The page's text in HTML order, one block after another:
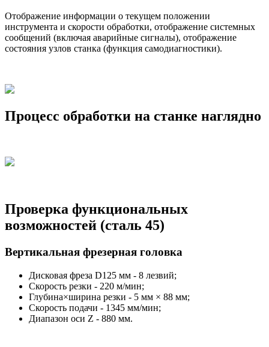
Отображение информации о текущем положении
инструмента и скорости обработки, отображение системных
сообщений (включая аварийные сигналы), отображение
состояния узлов станка (функция самодиагностики).
Процесс обработки на станке наглядно
Проверка функциональных
возможностей (сталь 45)
Вертикальная фрезерная головка
Дисковая фреза D125 мм - 8 лезвий;
Скорость резки - 220 м/мин;
Глубина×ширина резки - 5 мм × 88 мм;
Скорость подачи - 1345 мм/мин;
Диапазон оси Z - 880 мм.